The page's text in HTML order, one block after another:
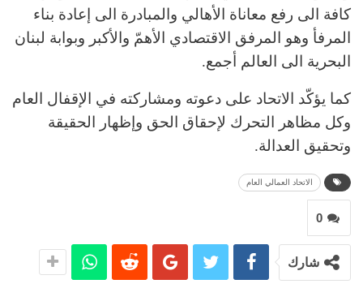
كافة الى رفع معاناة الأهالي والمبادرة الى إعادة بناء
المرفأ وهو المرفق الاقتصادي الأهمّ والأكبر وبوابة لبنان
البحرية الى العالم أجمع.
كما يؤكّد الاتحاد على دعوته ومشاركته في الإقفال العام
وكل مظاهر التحرك لإحقاق الحق وإظهار الحقيقة
وتحقيق العدالة.
الاتحاد العمالي العام
0
شارك